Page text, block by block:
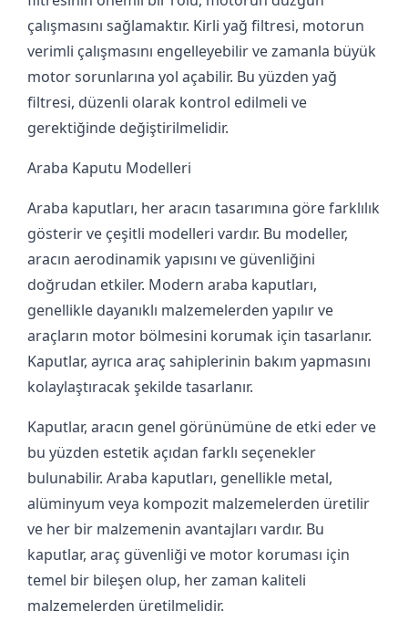
çalışmasını sağlamaktır. Kirli yağ filtresi, motorun
verimli çalışmasını engelleyebilir ve zamanla büyük
motor sorunlarına yol açabilir. Bu yüzden yağ
filtresi, düzenli olarak kontrol edilmeli ve
gerektiğinde değiştirilmelidir.
Araba Kaputu Modelleri
Araba kaputları, her aracın tasarımına göre farklılık
gösterir ve çeşitli modelleri vardır. Bu modeller,
aracın aerodinamik yapısını ve güvenliğini
doğrudan etkiler. Modern araba kaputları,
genellikle dayanıklı malzemelerden yapılır ve
araçların motor bölmesini korumak için tasarlanır.
Kaputlar, ayrıca araç sahiplerinin bakım yapmasını
kolaylaştıracak şekilde tasarlanır.
Kaputlar, aracın genel görünümüne de etki eder ve
bu yüzden estetik açıdan farklı seçenekler
bulunabilir. Araba kaputları, genellikle metal,
alüminyum veya kompozit malzemelerden üretilir
ve her bir malzemenin avantajları vardır. Bu
kaputlar, araç güvenliği ve motor koruması için
temel bir bileşen olup, her zaman kaliteli
malzemelerden üretilmelidir.